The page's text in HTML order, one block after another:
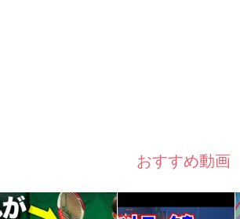
おすすめ動画